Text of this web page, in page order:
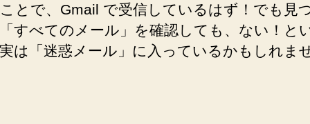
とで、Gmail で受信しているはず！でも見
すべてのメール」を確認しても、ない！と
は「迷惑メール」に入っているかもしれま